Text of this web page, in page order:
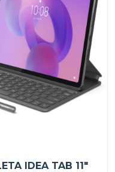
IDEA TAB 11"